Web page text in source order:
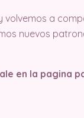
volvemos a
nuevos
en la pagina